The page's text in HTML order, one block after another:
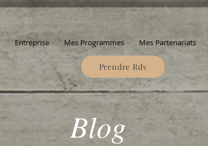
Entreprise Mes Programmes Mes Partenariats
Prendre Rdv
Blog